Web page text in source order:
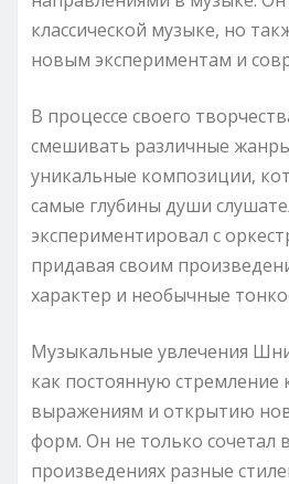
классической музыке, но
новым экспериментам и
В процессе своего
смешивать различные жанры
уникальные композиции,
самые глубины души
экспериментировал с
придавая своим
характер и необычные
Музыкальные увлечения
как постоянную стремление
выражениям и открытию
форм. Он не только сочетал
произведениях разные